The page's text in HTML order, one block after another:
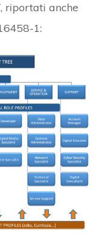
riportati anche
1: